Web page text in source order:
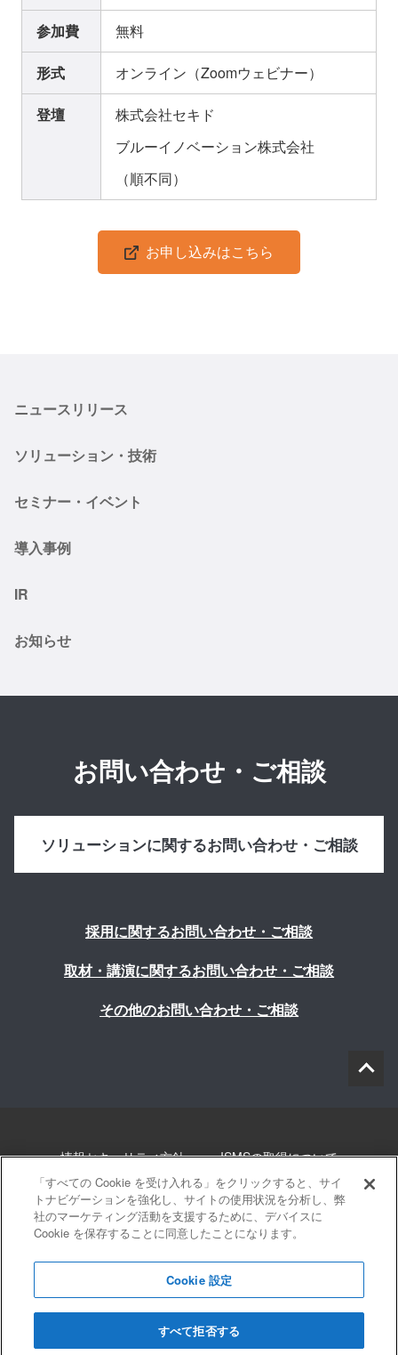
参加費 無料
形式 オンライン（Zoomウェビナー）
登壇
株式会社セキド
ブルーイノベーション株式会社
（順不同）
お申し込みはこちら
ニュースリリース
ソリューション・技術
セミナー・イベント
導入事例
IR
お知らせ
お問い合わせ・ご相談
ソリューションに関するお問い合わせ・ご相談
採用に関するお問い合わせ・ご相談
取材・講演に関するお問い合わせ・ご相談
その他のお問い合わせ・ご相談
情報セキュリティ方針 ISMSの取得について
個人情報について 勧誘方針 このサイトについて
サイトマップ
「すべての Cookie を受け入れる」をクリックすると、サイ
トナビゲーションを強化し、サイトの使用状況を分析し、弊
社のマーケティング活動を支援するために、デバイスに
Cookie を保存することに同意したことになります。
Cookie 設定
すべて拒否する